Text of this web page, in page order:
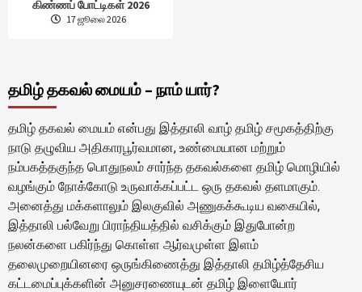
கிண்ணப் போட்டிகள் 2026
17 ஜூலை 2026
தமிழ் தகவல் மையம் – நாம் யார்?
தமிழ் தகவல் மையம் என்பது இத்தாலி வாழ் தமிழ் சமூகத்திற்கு
நாடு தழுவிய அதிகாரபூர்வமான, உண்மையான மற்றும்
நம்பகத்தகுந்த பொதுநலம் சார்ந்த தகவல்களை தமிழ் மொழியில்
வழங்கும் நோக்கோடு உருவாக்கப்பட்ட ஒரு தகவல் தளமாகும்.
அனைத்து மக்களாலும் இலகுவில் அணுகக்கூடிய வகையில்,
இத்தாலி பல்வேறு பிராந்தியத்தில் வசிக்கும் இதுபோன்ற
நலன்களை பகிர்ந்து கொள்ள ஆர்வமுள்ள இளம்
தலைமுறையினரை ஒருங்கிணைத்து இத்தாலி தமிழ்த்தேசிய
கட்டமைப்புக்களின் அனுசரணையுடன் தமிழ் இளையோர்